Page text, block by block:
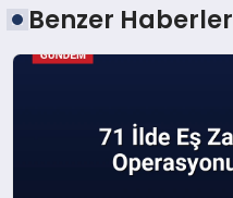
Benzer Haberler